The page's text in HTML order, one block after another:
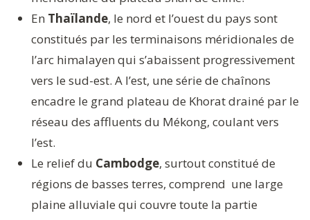
En Thaïlande, le nord et l’ouest du pays sont
constitués par les terminaisons méridionales de
l’arc himalayen qui s’abaissent progressivement
vers le sud-est. A l’est, une série de chaînons
encadre le grand plateau de Khorat drainé par le
réseau des affluents du Mékong, coulant vers
l’est.
Le relief du Cambodge, surtout constitué de
régions de basses terres, comprend une large
plaine alluviale qui couvre toute la partie